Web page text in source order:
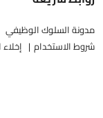
مدونة السلوك الوظيفي
شروط الاستخدام